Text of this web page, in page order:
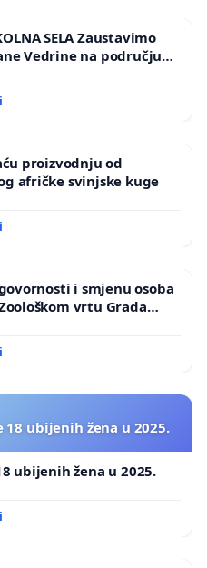
SELA Zaustavimo
Vedrine na području
proizvodnju od
afričke svinjske kuge
i smjenu osoba
vrtu Grada
ubijenih žena u 2025.
ubijenih žena u 2025.